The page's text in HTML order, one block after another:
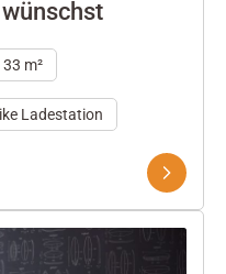
33 m²
Ladestation